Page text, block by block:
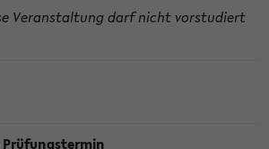
Veranstaltung darf nicht vorstudiert